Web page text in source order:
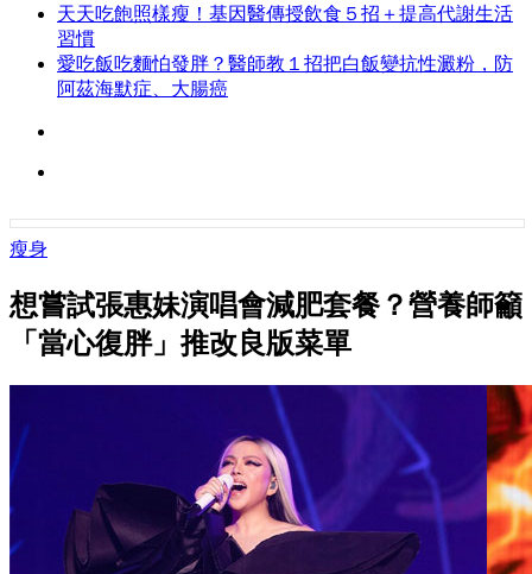
天天吃飽照樣瘦！基因醫傳授飲食５招＋提高代謝生活
習慣
愛吃飯吃麵怕發胖？醫師教１招把白飯變抗性澱粉，防
阿茲海默症、大腸癌
瘦身
想嘗試張惠妹演唱會減肥套餐？營養師籲
「當心復胖」推改良版菜單